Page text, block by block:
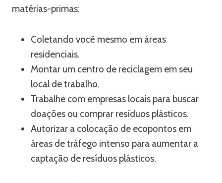
matérias-primas:
Coletando você mesmo em áreas
residenciais.
Montar um centro de reciclagem em seu
local de trabalho.
Trabalhe com empresas locais para buscar
doações ou comprar resíduos plásticos.
Autorizar a colocação de ecopontos em
áreas de tráfego intenso para aumentar a
captação de resíduos plásticos.